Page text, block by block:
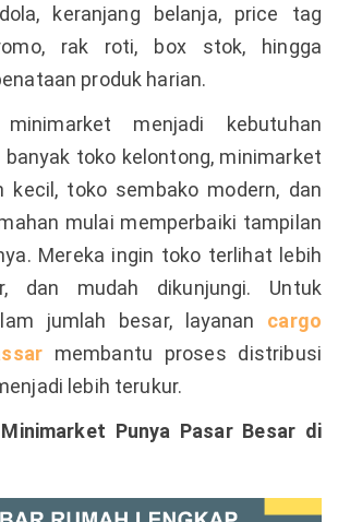
keranjang belanja, price tag
rak roti, box stok, hingga
produk harian.
minimarket menjadi kebutuhan
toko kelontong, minimarket
kecil, toko sembako modern, dan
mulai memperbaiki tampilan
Mereka ingin toko terlihat lebih
dan mudah dikunjungi. Untuk
jumlah besar, layanan cargo
membantu proses distribusi
lebih terukur.
Punya Pasar Besar di